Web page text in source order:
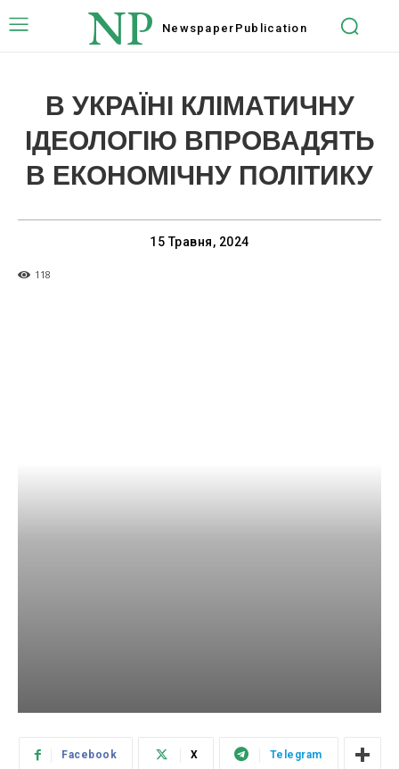
NP Newspaper Publication
В УКРАЇНІ КЛІМАТИЧНУ
ІДЕОЛОГІЮ ВПРОВАДЯТЬ
В ЕКОНОМІЧНУ ПОЛІТИКУ
15 Травня, 2024
118
Facebook X Telegram